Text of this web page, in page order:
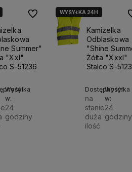
Summer"
"Xxl"
S-51236
Wysyłka
w:
24
godziny
Do ulubionychWYSYŁKA 24H
Kamizelka
Odblaskowa
"Shine
Żółta "Xxxl"
Stalco S-
Dostępność:
na
stanie
duża
ilość
Wysyłka
w:
24
godziny